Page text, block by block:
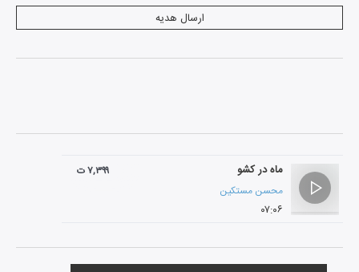
ارسال هدیه
ماه در کشو
محسن مستکین
۰۷:۰۶
۷,۳۹۹ ت